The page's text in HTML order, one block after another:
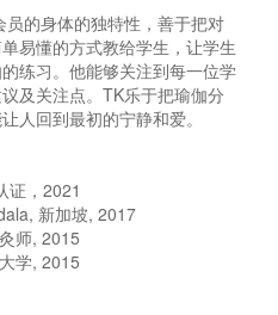
的身体的独特性，善于把对
易懂的方式教给学生，让学生
练习。他能够关注到每一位学
及关注点。TK乐于把瑜伽分
人回到最初的宁静和爱。
证，2021
新加坡, 2017
师, 2015
学, 2015